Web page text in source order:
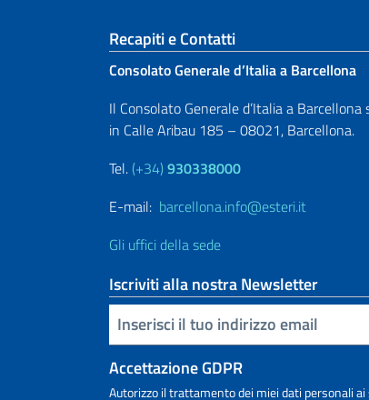
Sezione footer
Recapiti e Contatti
Consolato Generale d’Italia a Barcellona
Il Consolato Generale d’Italia a Barcellona
in Calle Aribau 185 – 08021, Barcellona.
Tel. (+34) 930338000
E-mail: barcellona.info@esteri.it
Gli uffici della sede
Iscriviti alla nostra Newsletter
Inserisci la tua email
Accettazione GDPR
Autorizzo il trattamento dei miei dati personali ai